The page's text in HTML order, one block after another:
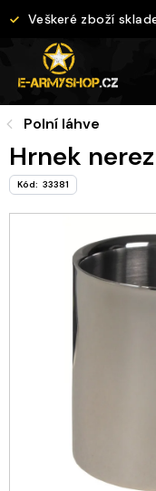
na
Veškeré zboží
Polní láhve
Hrnek
Kód: 33381